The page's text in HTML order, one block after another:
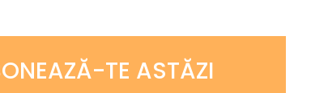
TE ASTĂZI